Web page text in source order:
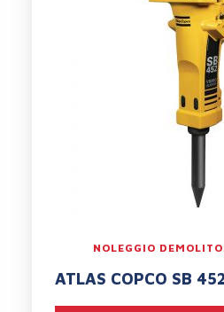
NOLEGGIO
ATLAS COPCO SB